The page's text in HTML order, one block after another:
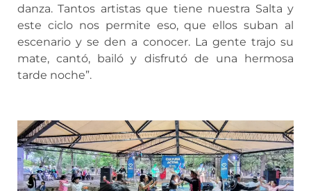
danza. Tantos artistas que tiene nuestra Salta y
este ciclo nos permite eso, que ellos suban al
escenario y se den a conocer. La gente trajo su
mate, cantó, bailó y disfrutó de una hermosa
tarde noche”.